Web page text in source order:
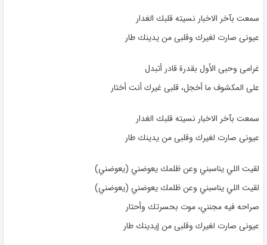
سمعت بآخر الاخبار نسيته قلبك الغدار
عيونى صارت لغيرك وقلبى من يدينك طار
غرامى وحبى الأول بقدرة قادر أتبدل
على المكشوف ما أخجل، قلبى غيرك أنت أختار
سمعت بآخر الاخبار نسيته قلبك الغدار
عيونى صارت لغيرك وقلبى من يدينك طار
لقيت اللي يناسبني وعن ظلمك يعوضني (يعوضني)
لقيت اللي يناسبني وعن ظلمك يعوضني (يعوضني)
صراحه فيه مجنني، موت بحسرتك وأحتار
عيونى صارت لغيرك وقلبى من إيدينك طار